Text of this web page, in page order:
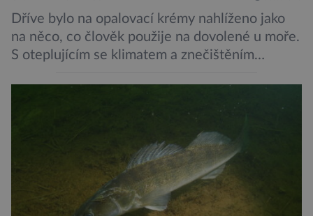
Dříve bylo na opalovací krémy nahlíženo jako
na něco, co člověk použije na dovolené u moře.
S oteplujícím se klimatem a znečištěním
potřeby, které by mohly kůži ochránit před
Korea se v tomto ujímá vedení… „Jako